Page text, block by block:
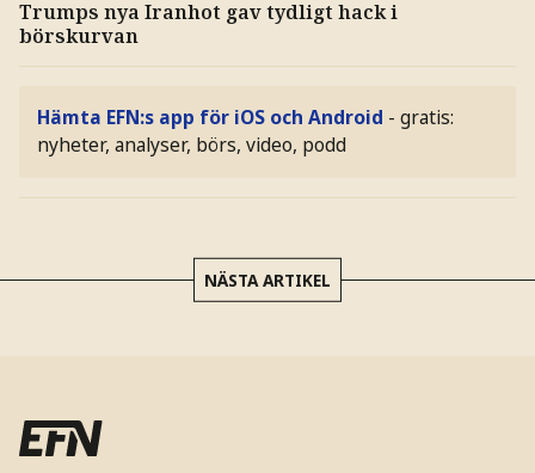
Trumps nya Iranhot gav tydligt hack i
börskurvan
Hämta EFN:s app för iOS och Android - gratis:
nyheter, analyser, börs, video, podd
NÄSTA ARTIKEL